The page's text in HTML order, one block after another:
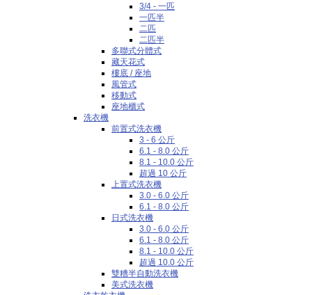
3/4 - 一匹
一匹半
二匹
二匹半
多聯式分體式
藏天花式
樓底 / 座地
風管式
移動式
座地櫃式
洗衣機
前置式洗衣機
3 - 6 公斤
6.1 - 8.0 公斤
8.1 - 10.0 公斤
超過 10 公斤
上置式洗衣機
3.0 - 6.0 公斤
6.1 - 8.0 公斤
日式洗衣機
3.0 - 6.0 公斤
6.1 - 8.0 公斤
8.1 - 10.0 公斤
超過 10.0 公斤
雙糟半自動洗衣機
美式洗衣機